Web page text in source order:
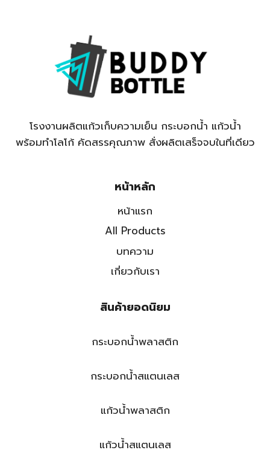
โรงงานผลิตแก้วเก็บความเย็น กระบอกน้ำ แก้วน้ำ
พร้อมทำโลโก้ คัดสรรคุณภาพ สั่งผลิตเสร็จจบในที่เดียว
หน้าหลัก
หน้าแรก
All Products
บทความ
เกี่ยวกับเรา
สินค้ายอดนิยม
กระบอกน้ำพลาสติก
กระบอกน้ำสแตนเลส
แก้วน้ำพลาสติก
แก้วน้ำสแตนเลส